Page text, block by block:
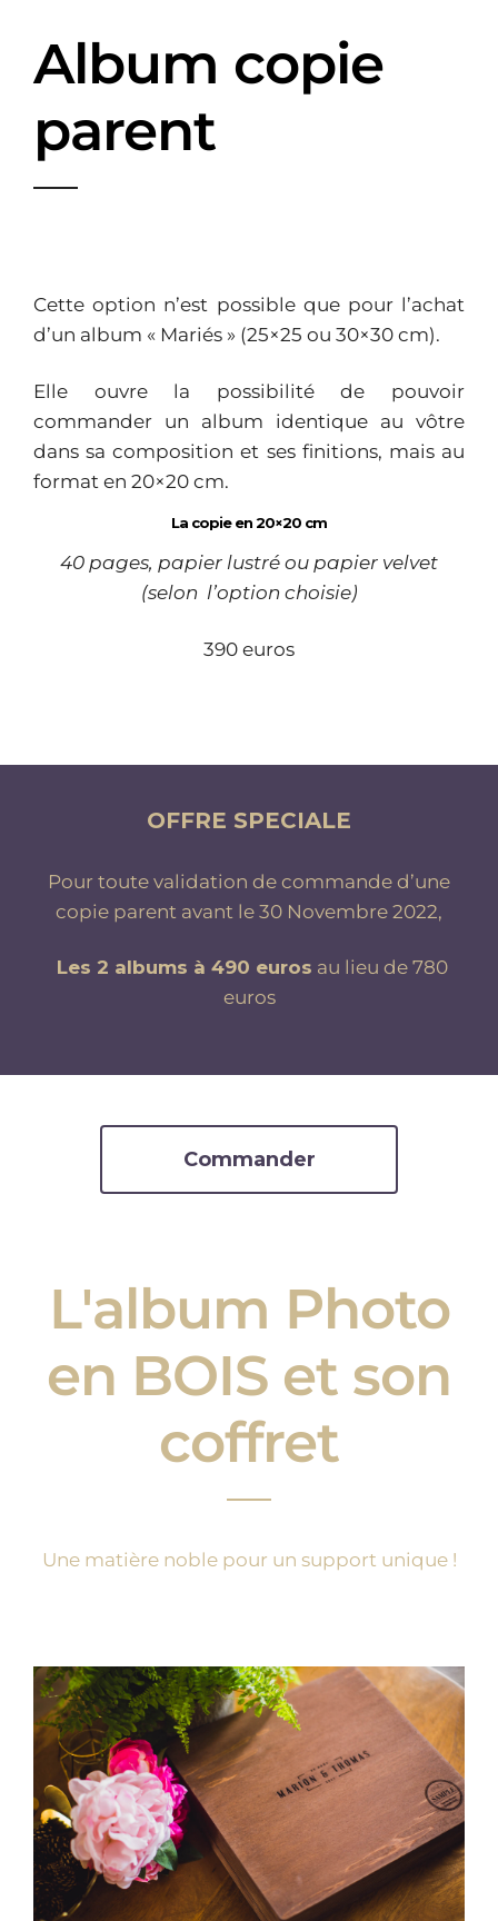
Album copie
parent
Cette option n’est possible que pour l’achat
d’un album « Mariés » (25×25 ou 30×30 cm).
Elle ouvre la possibilité de pouvoir
commander un album identique au vôtre
dans sa composition et ses finitions, mais au
format en 20×20 cm.
La copie en 20×20 cm
40 pages, papier lustré ou papier velvet
(selon l’option choisie)
390 euros
OFFRE SPECIALE
Pour toute validation de commande d’une
copie parent avant le 30 Novembre 2022,
Les 2 albums à 490 euros au lieu de 780
euros
Commander
L'album Photo
en BOIS et son
coffret
Une matière noble pour un support unique !